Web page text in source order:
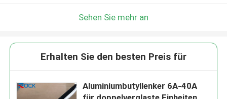
Sehen Sie mehr an
Erhalten Sie den besten Preis für
Aluminiumbutyllenker 6A-40A